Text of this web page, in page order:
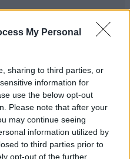
My Personal
sharing to third parties, or
information for
use the below opt-out
Please note that after your
may continue seeing
information utilized by
to third parties prior to
opt-out of the further
ΣΑΣ